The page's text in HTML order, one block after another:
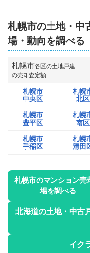
札幌市の土地・中
場・動向を調べる
札幌市各区の土地戸建
の売却査定額
札幌市
中央区
札幌
北区
札幌市
豊平区
札幌
南区
札幌市
手稲区
札幌
清田
札幌市のマンション売
場を調べる
北海道の土地・中古
イク